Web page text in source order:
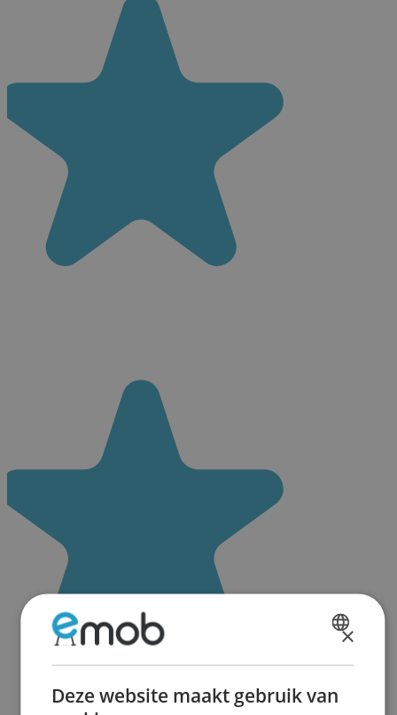
×
Deze website maakt gebruik van